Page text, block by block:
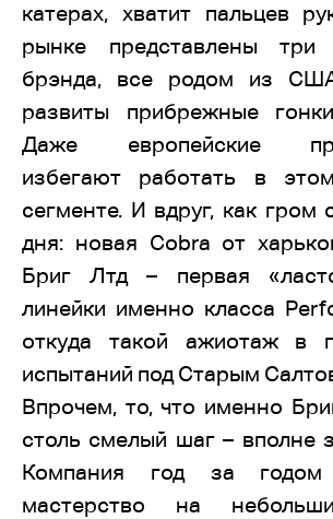
катерах, хватит пальцев
рынке представлены три
брэнда, все родом из
развиты прибрежные
Даже европейские
избегают работать в
сегменте. И вдруг, как гром
дня: новая Cobra от
Бриг Лтд – первая
линейки именно класса
откуда такой ажиотаж в
испытаний под Старым
Впрочем, то, что именно
столь смелый шаг – вполне
Компания год за годом
мастерство на